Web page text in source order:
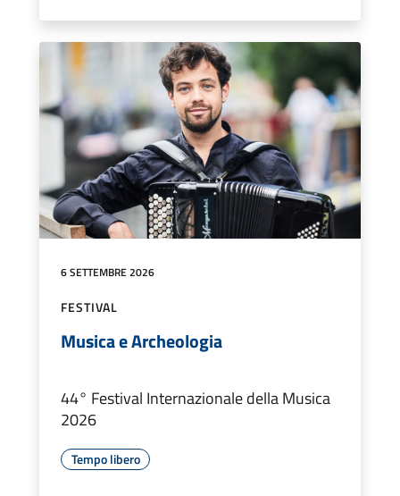
6 SETTEMBRE 2026
FESTIVAL
Musica e Archeologia
44° Festival Internazionale della Musica
2026
Tempo libero